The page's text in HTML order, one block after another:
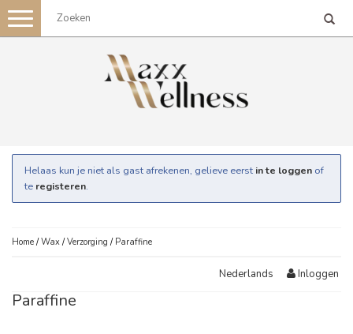
Toggle
navigation
Helaas kun je niet als gast afrekenen, gelieve eerst in te loggen of
te registeren.
Home /Wax /Verzorging / Paraffine
Nederlands Inloggen
Paraffine